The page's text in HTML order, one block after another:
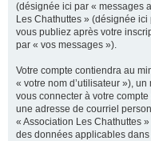
(désignée ici par « messages
Les Chathuttes » (désignée
vous publiez après votre
par « vos messages »).
Votre compte contiendra au
« votre nom d’utilisateur »),
vous connecter à votre
une adresse de courriel
« Association Les Chathuttes
des données applicables